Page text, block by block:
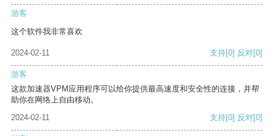
游客
这个软件我非常喜欢
2024-02-11 支持[0] 反对[0]
游客
这款加速器VPM应用程序可以给你提供最高速度和安全性的连接，并帮
助你在网络上自由移动。
2024-02-11
支持[0] 反对[0]